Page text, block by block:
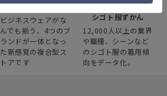
スーツスクエア
ビジネスウェアがな
んでも揃う、4つのブ
ランドが一体となっ
た新感覚の複合型ス
トアです
みんなの
シゴト服ずかん
12,000人以上の業界
や職種、シーンなど
のシゴト服の着用傾
向をデータ化。